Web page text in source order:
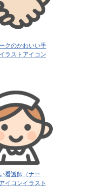
クのかわいい手
ラストアイコン
看護師（ナー
イコンイラスト